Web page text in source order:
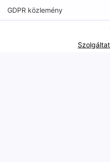
GDPR közlemény